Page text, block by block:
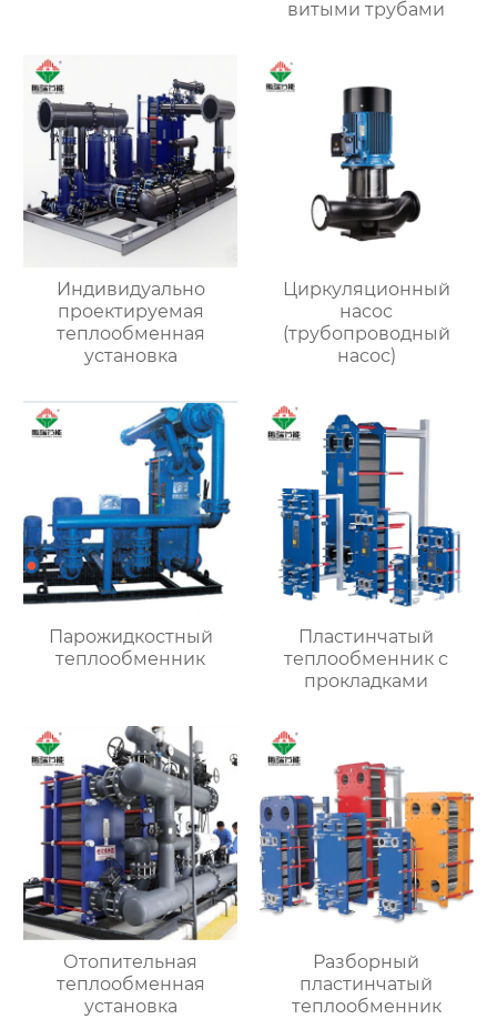
витыми трубами
Индивидуально
проектируемая
теплообменная
установка
Циркуляционный
насос
(трубопроводный
насос)
Парожидкостный
теплообменник
Пластинчатый
теплообменник с
прокладками
Отопительная
теплообменная
установка
Разборный
пластинчатый
теплообменник